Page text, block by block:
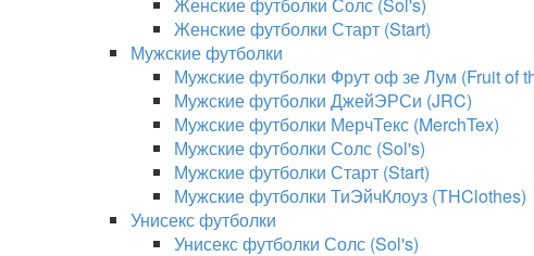
Женские футболки Старт (Start)
Мужские футболки
Мужские футболки Фрут оф зе Лум (Fruit of
Мужские футболки ДжейЭРСи (JRC)
Мужские футболки МерчТекс (MerchTex)
Мужские футболки Солс (Sol's)
Мужские футболки Старт (Start)
Мужские футболки ТиЭйчКлоуз (THClothes)
Унисекс футболки
Унисекс футболки Солс (Sol's)